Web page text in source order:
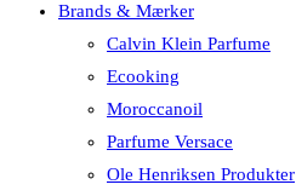
Brands & Mærker
Calvin Klein Parfume
Ecooking
Moroccanoil
Parfume Versace
Ole Henriksen Produkter